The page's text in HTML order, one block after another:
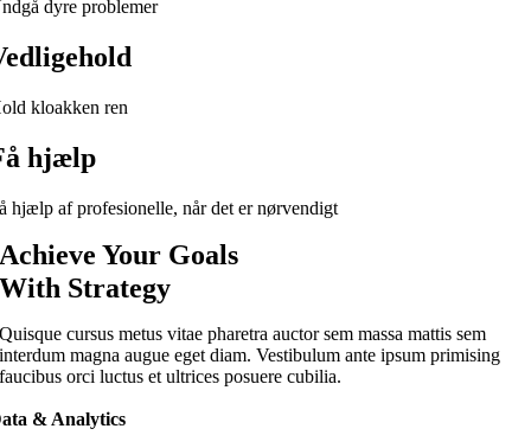
dyre problemer
kloakken ren
hjælp
hjælp af profesionelle, når det er nørvendigt
Achieve Your Goals
With Strategy
Quisque cursus metus vitae pharetra auctor sem massa mattis sem
interdum magna augue eget diam. Vestibulum ante ipsum primising
faucibus orci luctus et ultrices posuere cubilia.
& Analytics